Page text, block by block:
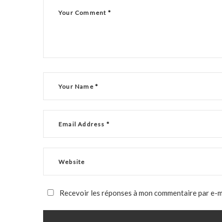
Recevoir les réponses à mon commentaire par e-